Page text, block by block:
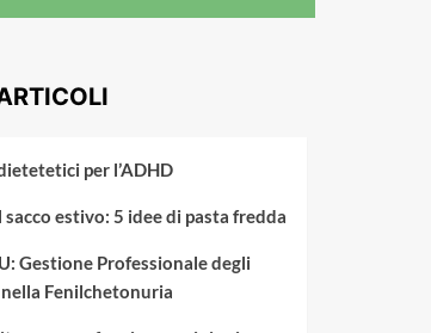
per l’ADHD
sacco estivo: 5 idee di pasta fredda
Gestione Professionale degli
Fenilchetonuria